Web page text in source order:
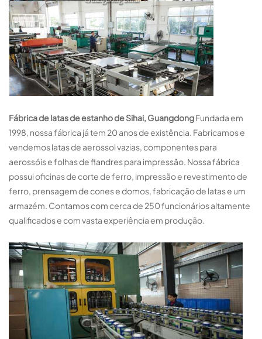
Fábrica de latas de estanho de Sihai, GuangdongFundada em
1998, nossa fábrica já tem 20 anos de existência. Fabricamos e
vendemos latas de aerossol vazias, componentes para
aerossóis e folhas de flandres para impressão. Nossa fábrica
possui oficinas de corte de ferro, impressão e revestimento de
ferro, prensagem de cones e domos, fabricação de latas e um
armazém. Contamos com cerca de 250 funcionários altamente
qualificados e com vasta experiência em produção.